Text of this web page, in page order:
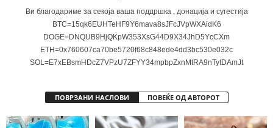
Ви благодариме за секоја ваша поддршка , донација и сугестија
BTC=15qk6EUHTeHF9Y6mava8sJFcJVpWXAidK6
DOGE=DNQUB9HjQKpW353XsG44D9X34JhD5YcCXm
ETH=0x760607ca70be5720f68c848ede4dd3bc530e032c
SOL=E7xEBsmHDcZ7VPzU7ZFYY34mpbpZxnMtRA9nTytDAmJt
ПОВРЗАНИ НАСЛОВИ ПОВЕЌЕ ОД АВТОРОТ